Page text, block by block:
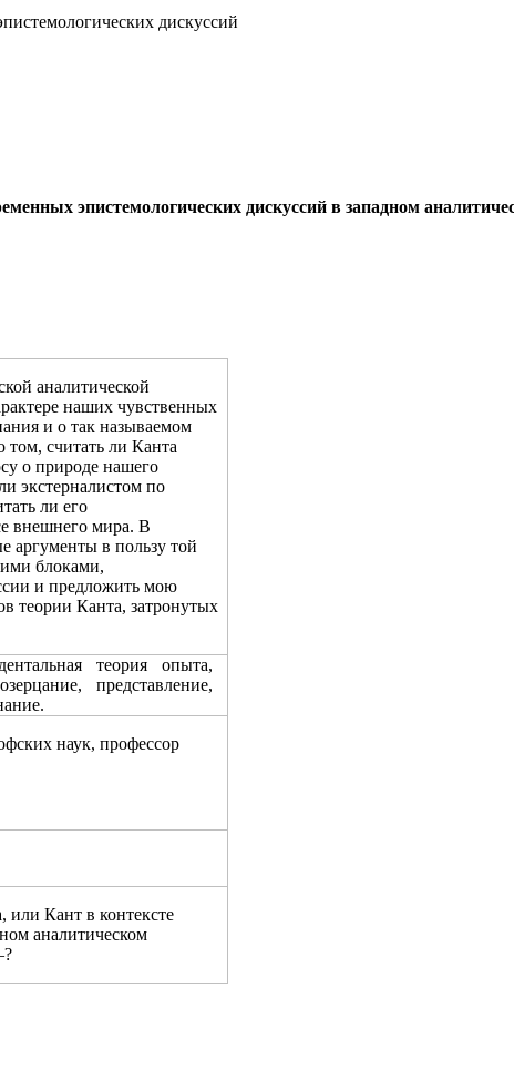
дискуссий
эпистемологических дискуссий в западном
аналитической
наших чувственных
и о так называемом
том, считать ли Канта
о природе нашего
экстерналистом по
ли его
внешнего мира. В
аргументы в пользу той
блоками,
и предложить мою
теории Канта, затронутых
теория опыта,
представление,
наук, профессор
или Кант в контексте
аналитическом